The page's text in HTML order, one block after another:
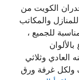
الكويت من
والمكاتب
للجميع ،
العادي وثلاثي
ولكل غرفة ورق